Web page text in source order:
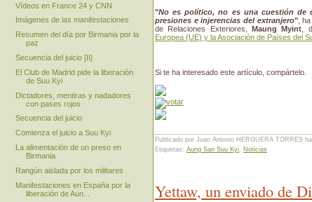
"No es político, no es una cuestión de
presiones e injerencias del extranjero",
de Relaciones Exteriores, Maung Myint ,
Europea (UE) y la Asociación de Países del
Si te ha interesado este artículo, compártelo.
Publicado por Juan Antonio HERGUERA TORRES
Etiquetas: Aung San Suu Kyi Noticias
Yettaw, un enviado de
Vídeos en France 24 y CNN
Imágenes de las manifestaciones
Resumen del día por Birmania por la
paz
Secuencia del juicio [II]
El Club de Madrid pide la liberación
de Suu Kyi
Dictadores, mentiras y nadadores
con pases rojos
Secuencia del juicio
Comienza el juicio a Suu Kyi
La alimentación de un preso en
Birmania
Rangún aislada por los militares
Manifestaciones en España por la
liberación de Aun...